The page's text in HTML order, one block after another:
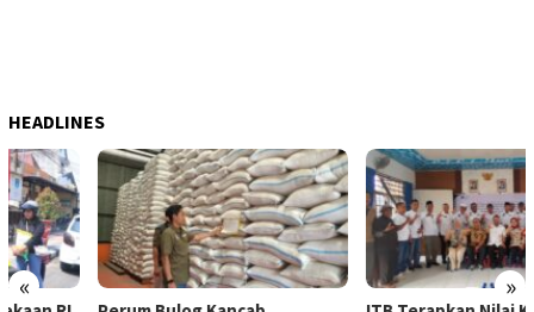
HEADLINES
« »